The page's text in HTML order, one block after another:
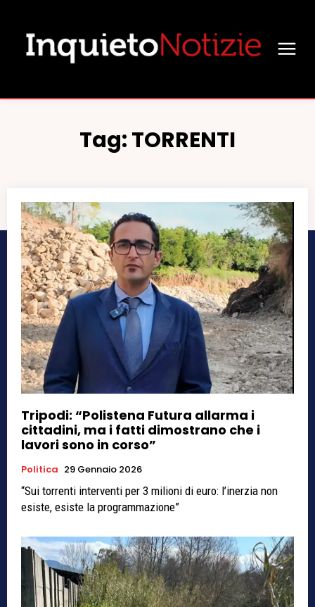
Tag:TORRENTI
Tripodi: “Polistena Futura allarma i
cittadini, ma i fatti dimostrano che i
lavori sono in corso”
Politica 29 Gennaio 2026
“Sui torrenti interventi per 3 milioni di euro: l’inerzia non
esiste, esiste la programmazione”